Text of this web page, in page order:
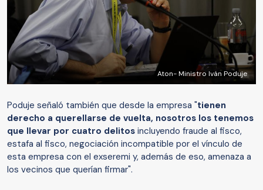
Aton- Ministro Iván Poduje
Poduje señaló también que desde la empresa "tienen
derecho a querellarse de vuelta, nosotros los tenemos
que llevar por cuatro delitos incluyendo fraude al fisco,
estafa al fisco, negociación incompatible por el vínculo de
esta empresa con el exseremi y, además de eso, amenaza a
los vecinos que querían firmar".